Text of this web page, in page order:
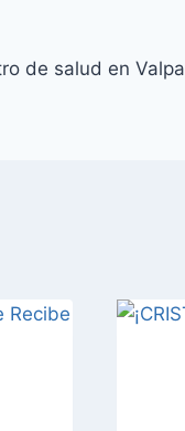
de salud en